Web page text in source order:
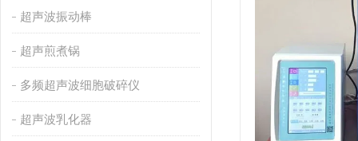
超声波振动棒
超声煎煮锅
多频超声波细胞破碎仪
超声波乳化器